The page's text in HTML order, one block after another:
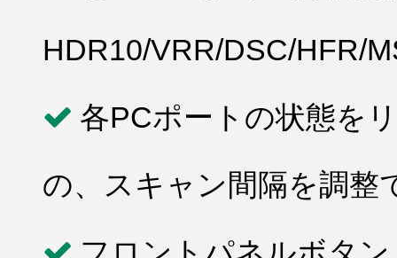
HDR10/VRR/DSC/HFR/
各PCポートの状態を
の、スキャン間隔を調整